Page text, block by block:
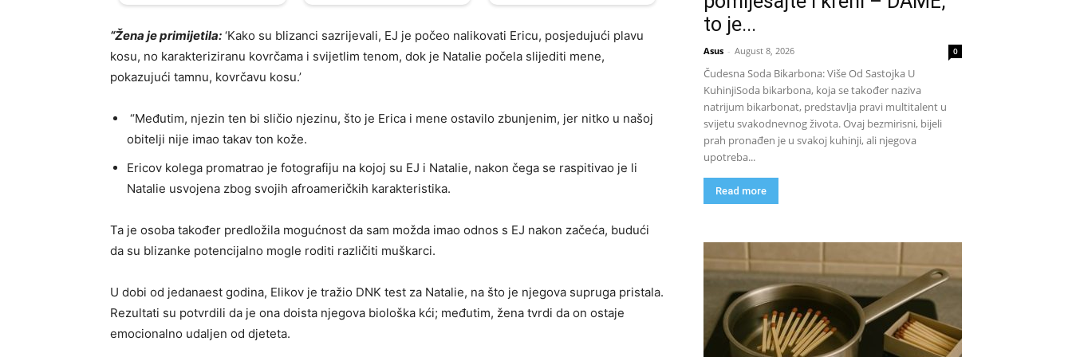
“Žena je primijetila: ‘Kako su blizanci sazrijevali, EJ je počeo nalikovati Ericu, posjedujući plavu
kosu, no karakteriziranu kovrčama i svijetlim tenom, dok je Natalie počela slijediti mene,
pokazujući tamnu, kovrčavu kosu.’
“Međutim, njezin ten bi sličio njezinu, što je Erica i mene ostavilo zbunjenim, jer nitko u našoj
obitelji nije imao takav ton kože.
Ericov kolega promatrao je fotografiju na kojoj su EJ i Natalie, nakon čega se raspitivao je li
Natalie usvojena zbog svojih afroameričkih karakteristika.
Ta je osoba također predložila mogućnost da sam možda imao odnos s EJ nakon začeća, budući
da su blizanke potencijalno mogle roditi različiti muškarci.
U dobi od jedanaest godina, Elikov je tražio DNK test za Natalie, na što je njegova supruga pristala.
Rezultati su potvrdili da je ona doista njegova biološka kći; međutim, žena tvrdi da on ostaje
emocionalno udaljen od djeteta.
to je...
Asus - August 8, 2026 0
Čudesna Soda Bikarbona: Više Od Sastojka U
KuhinjiSoda bikarbona, koja se također naziva
natrijum bikarbonat, predstavlja pravi multitalent u
svijetu svakodnevnog života. Ovaj bezmirisni, bijeli
prah pronađen je u svakoj kuhinji, ali njegova
upotreba...
Read more